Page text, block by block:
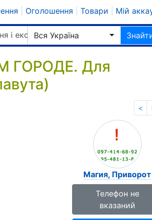
Оголошення Товари Мій
і екстрасенси
Вся Україна
ГОРОДЕ. Для
<
Магия, Приворот
Телефон не
вказаний